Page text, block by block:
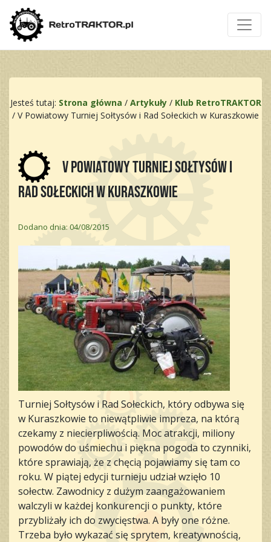
Jesteś tutaj: Strona główna / Artykuły/ Klub RetroTRAKTOR
/ V Powiatowy Turniej Sołtysów i Rad Sołeckich w Kuraszkowie
V Powiatowy Turniej Sołtysów i
Rad Sołeckich w Kuraszkowie
Dodano dnia: 04/08/2015
Turniej Sołtysów i Rad Sołeckich, który odbywa się
w Kuraszkowie to niewątpliwie impreza, na którą
czekamy z niecierpliwością. Moc atrakcji, miliony
powodów do uśmiechu i piękna pogoda to czynniki,
które sprawiają, że z chęcią pojawiamy się tam co
roku. W piątej edycji turnieju udział wzięło 10
sołectw. Zawodnicy z dużym zaangażowaniem
walczyli w każdej konkurencji o punkty, które
przybliżały ich do zwycięstwa. A były one różne.
Trzeba było wykazać się sprytem, kreatywnością,